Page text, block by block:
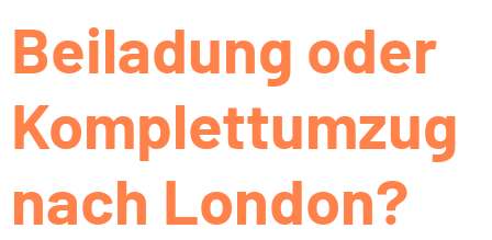
Beiladung oder
Komplettumzug
nach London?